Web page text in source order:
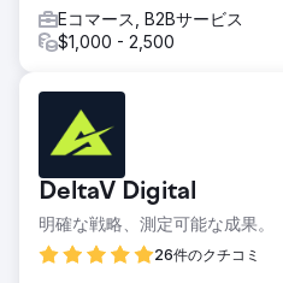
Eコマース, B2Bサービス
$1,000 - 2,500
DeltaV Digital
明確な戦略、測定可能な成果。
26件のクチコミ